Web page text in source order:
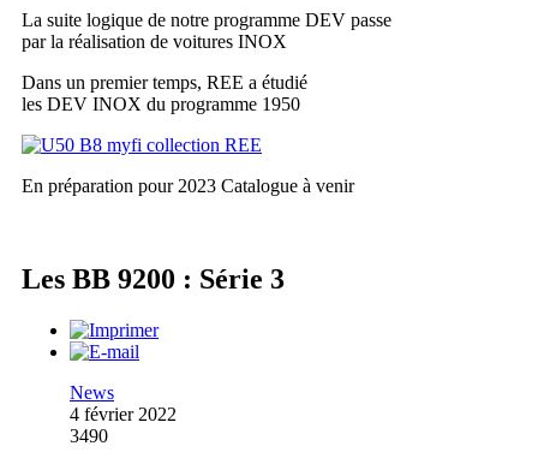
La suite logique de notre programme DEV passe
par la réalisation de voitures INOX
Dans un premier temps, REE a étudié
les DEV INOX du programme 1950
En préparation pour 2023 Catalogue à venir
Les BB 9200 : Série 3
News
4 février 2022
3490